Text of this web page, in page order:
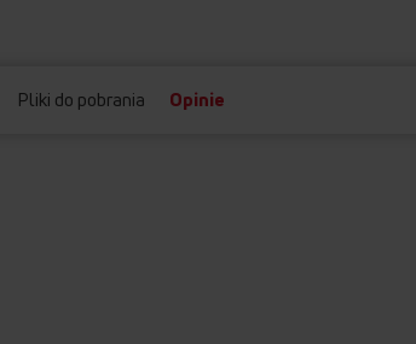
Pliki do pobrania Opinie